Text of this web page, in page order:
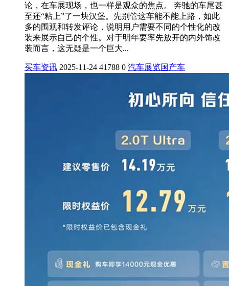
论，在车展现场，也一样是观众的焦点。 奔驰的车尾甚
至还“粘上”了一块汉堡。先别管这车能不能上路，如此
多的围观和转发评论，说明用户需要不同的个性化的改
装来展示自己的个性。对于明年要率先放开的内外饰改
装而言，这无疑是一个巨大...
买车资讯 2025-11-24 41788 0 汽车展览国产车